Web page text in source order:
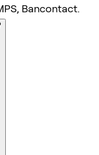
Bancontact.